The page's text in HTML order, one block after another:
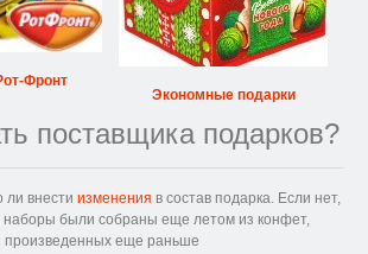
Фронт
Экономные подарки
поставщика подарков?
ли внести изменения в состав подарка. Если нет,
наборы были собраны еще летом из конфет,
произведенных еще раньше